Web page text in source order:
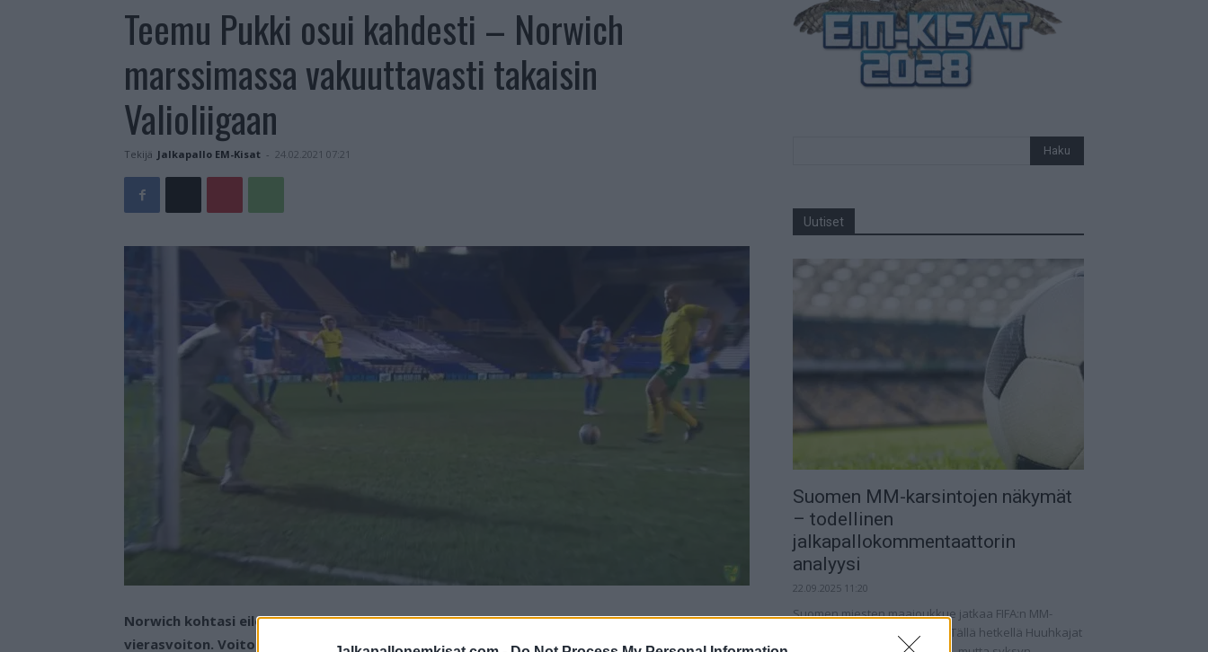
Teemu Pukki osui kahdesti – Norwich
marssimassa vakuuttavasti takaisin
Valioliigaan
Tekijä Jalkapallo EM-Kisat - 24.02.2021 07:21
Norwich kohtasi eilen vierasnurmella Birminghamin. Joukkue nappasi tyylikkään 3-1 -
vierasvoiton. Voiton takuumiehenä toimi tuttu mies, kun Teemu Pukki iski pallon verkkoon
Uutiset
Suomen MM-karsintojen näkymät
– todellinen
jalkapallokommentaattorin
analyysi
22.09.2025 11:20
Suomen miesten maajoukkue jatkaa FIFA:n MM-
karsintoja vaihtelevin ottein. Tällä hetkellä Huuhkajat